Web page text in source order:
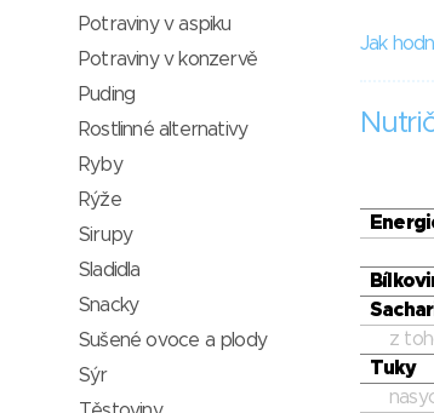
Jak
z
Tuky
Potraviny v aspiku
Potraviny v konzervě
Puding
Rostlinné alternativy
Ryby
Rýže
Sirupy
Sladidla
Snacky
Sušené ovoce a plody
Sýr